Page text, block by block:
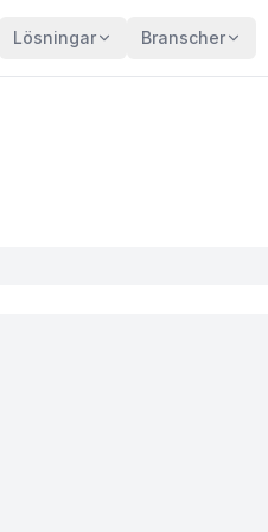
Lösningar Branscher